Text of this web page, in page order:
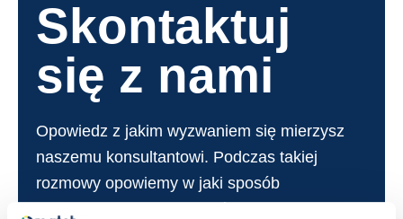
Skontaktuj
się z nami
Opowiedz z jakim wyzwaniem się mierzysz
naszemu konsultantowi. Podczas takiej
rozmowy opowiemy w jaki sposób
pracujemy i jak rozwiązaliśmy podobne